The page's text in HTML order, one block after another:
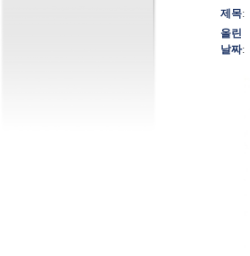
제목:
올린
날짜: